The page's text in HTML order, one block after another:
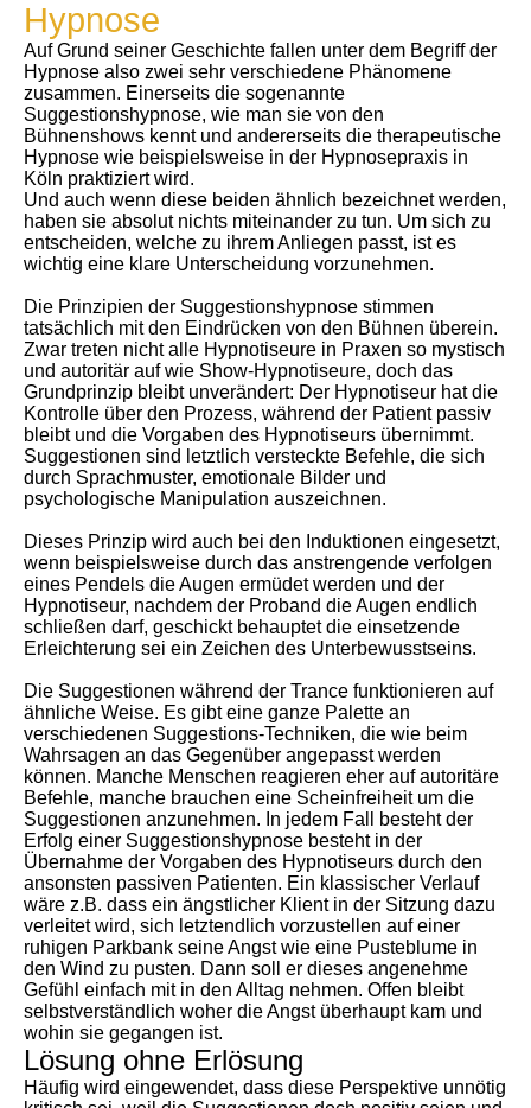
Hypnose
Auf Grund seiner Geschichte fallen unter dem Begriff der
Hypnose also zwei sehr verschiedene Phänomene
zusammen. Einerseits die sogenannte
Suggestionshypnose, wie man sie von den
Bühnenshows kennt und andererseits die therapeutische
Hypnose wie beispielsweise in der Hypnosepraxis in
Köln praktiziert wird.
Und auch wenn diese beiden ähnlich bezeichnet werden,
haben sie absolut nichts miteinander zu tun. Um sich zu
entscheiden, welche zu ihrem Anliegen passt, ist es
wichtig eine klare Unterscheidung vorzunehmen.
Die Prinzipien der Suggestionshypnose stimmen
tatsächlich mit den Eindrücken von den Bühnen überein.
Zwar treten nicht alle Hypnotiseure in Praxen so mystisch
und autoritär auf wie Show-Hypnotiseure, doch das
Grundprinzip bleibt unverändert: Der Hypnotiseur hat die
Kontrolle über den Prozess, während der Patient passiv
bleibt und die Vorgaben des Hypnotiseurs übernimmt.
Suggestionen sind letztlich versteckte Befehle, die sich
durch Sprachmuster, emotionale Bilder und
psychologische Manipulation auszeichnen.
Dieses Prinzip wird auch bei den Induktionen eingesetzt,
wenn beispielsweise durch das anstrengende verfolgen
eines Pendels die Augen ermüdet werden und der
Hypnotiseur, nachdem der Proband die Augen endlich
schließen darf, geschickt behauptet die einsetzende
Erleichterung sei ein Zeichen des Unterbewusstseins.
Die Suggestionen während der Trance funktionieren auf
ähnliche Weise. Es gibt eine ganze Palette an
verschiedenen Suggestions-Techniken, die wie beim
Wahrsagen an das Gegenüber angepasst werden
können. Manche Menschen reagieren eher auf autoritäre
Befehle, manche brauchen eine Scheinfreiheit um die
Suggestionen anzunehmen. In jedem Fall besteht der
Erfolg einer Suggestionshypnose besteht in der
Übernahme der Vorgaben des Hypnotiseurs durch den
ansonsten passiven Patienten. Ein klassischer Verlauf
wäre z.B. dass ein ängstlicher Klient in der Sitzung dazu
verleitet wird, sich letztendlich vorzustellen auf einer
ruhigen Parkbank seine Angst wie eine Pusteblume in
den Wind zu pusten. Dann soll er dieses angenehme
Gefühl einfach mit in den Alltag nehmen. Offen bleibt
selbstverständlich woher die Angst überhaupt kam und
wohin sie gegangen ist.
Lösung ohne Erlösung
Häufig wird eingewendet, dass diese Perspektive unnötig